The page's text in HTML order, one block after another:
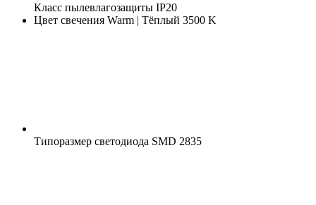
Класс пылевлагозащиты IP20
Цвет свечения Warm | Тёплый 3500 K
Типоразмер светодиода SMD 2835